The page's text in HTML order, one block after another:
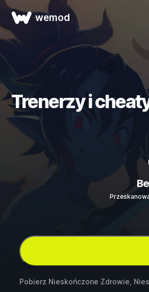
wemod
Trenerzy i
Pobierz Nieskończone Zdrowie,